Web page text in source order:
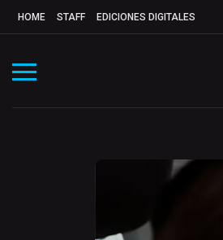
HOME STAFF EDICIONES DIGITALES